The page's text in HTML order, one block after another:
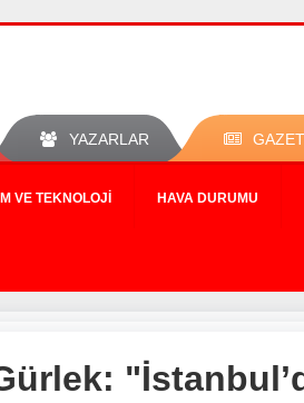
YAZARLAR
VE TEKNOLOJI HAVA DURUMU